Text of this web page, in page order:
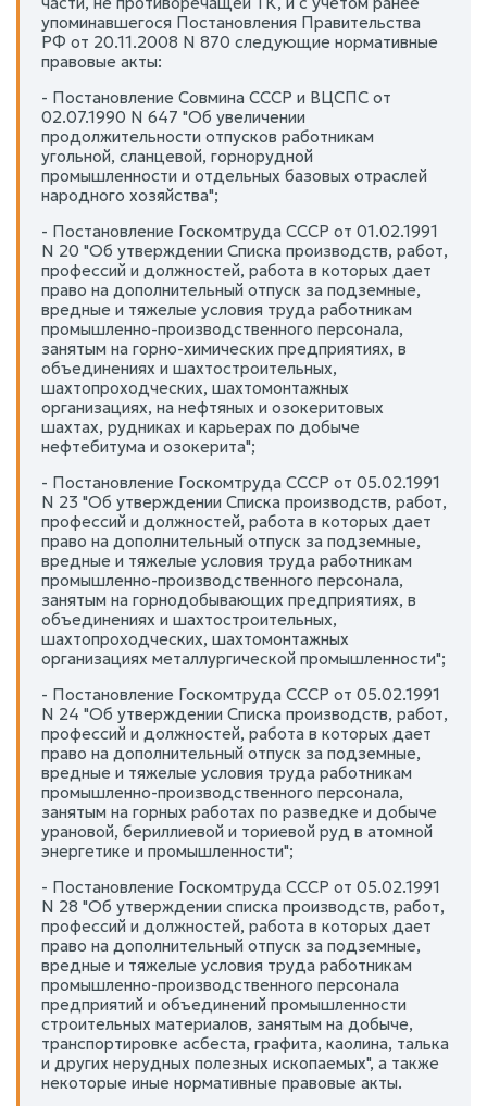
упоминавшегося Постановления Правительства
РФ от 20.11.2008 N 870 следующие нормативные
правовые акты:
- Постановление Совмина СССР и ВЦСПС от
02.07.1990 N 647 "Об увеличении
продолжительности отпусков работникам
угольной, сланцевой, горнорудной
промышленности и отдельных базовых отраслей
народного хозяйства";
- Постановление Госкомтруда СССР от 01.02.1991
N 20 "Об утверждении Списка производств, работ,
профессий и должностей, работа в которых дает
право на дополнительный отпуск за подземные,
вредные и тяжелые условия труда работникам
промышленно-производственного персонала,
занятым на горно-химических предприятиях, в
объединениях и шахтостроительных,
шахтопроходческих, шахтомонтажных
организациях, на нефтяных и озокеритовых
шахтах, рудниках и карьерах по добыче
нефтебитума и озокерита";
- Постановление Госкомтруда СССР от 05.02.1991
N 23 "Об утверждении Списка производств, работ,
профессий и должностей, работа в которых дает
право на дополнительный отпуск за подземные,
вредные и тяжелые условия труда работникам
промышленно-производственного персонала,
занятым на горнодобывающих предприятиях, в
объединениях и шахтостроительных,
шахтопроходческих, шахтомонтажных
организациях металлургической промышленности";
- Постановление Госкомтруда СССР от 05.02.1991
N 24 "Об утверждении Списка производств, работ,
профессий и должностей, работа в которых дает
право на дополнительный отпуск за подземные,
вредные и тяжелые условия труда работникам
промышленно-производственного персонала,
занятым на горных работах по разведке и добыче
урановой, бериллиевой и ториевой руд в атомной
энергетике и промышленности";
- Постановление Госкомтруда СССР от 05.02.1991
N 28 "Об утверждении списка производств, работ,
профессий и должностей, работа в которых дает
право на дополнительный отпуск за подземные,
вредные и тяжелые условия труда работникам
промышленно-производственного персонала
предприятий и объединений промышленности
строительных материалов, занятым на добыче,
транспортировке асбеста, графита, каолина, талька
и других нерудных полезных ископаемых", а также
некоторые иные нормативные правовые акты.